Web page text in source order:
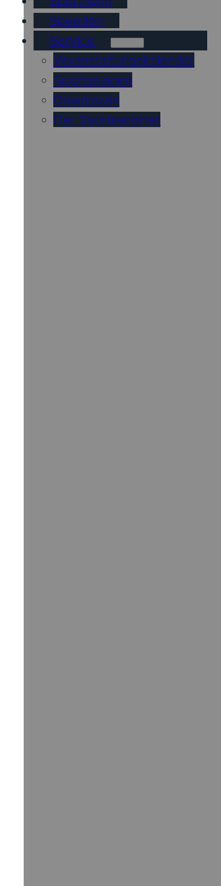
Spenden
Service
Veranstaltungskalender
Sportanlagen
Downloads
Der Sportreporter